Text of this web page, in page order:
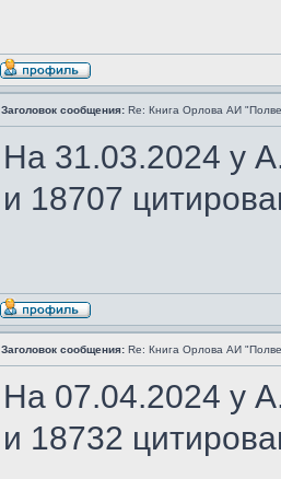
Заголовок сообщения: Re: Книга Орлова АИ
На 31.03.2024 у
и 18707
Заголовок сообщения: Re: Книга Орлова АИ
На 07.04.2024 у
и 18732